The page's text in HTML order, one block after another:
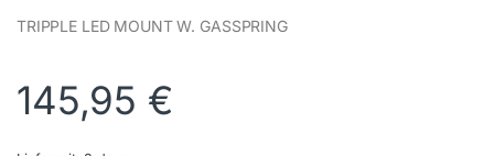
TRIPPLE LED MOUNT W. GASSPRING
145,95 €